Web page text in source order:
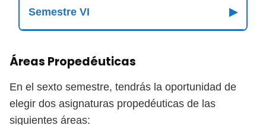
Semestre VI ▶
Áreas Propedéuticas
En el sexto semestre, tendrás la oportunidad de
elegir dos asignaturas propedéuticas de las
siguientes áreas: